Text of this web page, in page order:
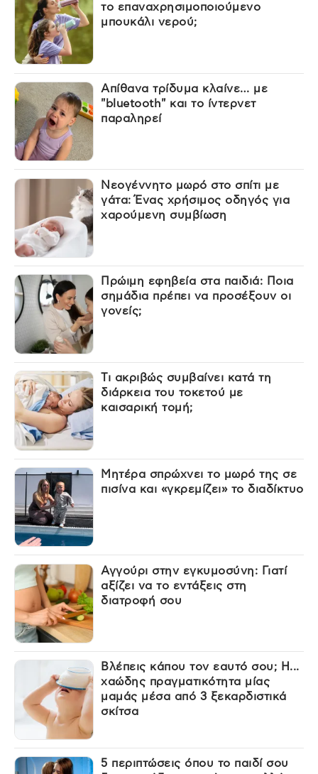
το επαναχρησιμοποιούμενο
μπουκάλι νερού;
Απίθανα τρίδυμα κλαίνε… με
"bluetooth" και το ίντερνετ
παραληρεί
Νεογέννητο μωρό στο σπίτι με
γάτα: Ένας χρήσιμος οδηγός για
χαρούμενη συμβίωση
Πρώιμη εφηβεία στα παιδιά: Ποια
σημάδια πρέπει να προσέξουν οι
γονείς;
Τι ακριβώς συμβαίνει κατά τη
διάρκεια του τοκετού με
καισαρική τομή;
Μητέρα σπρώχνει το μωρό της σε
πισίνα και «γκρεμίζει» το διαδίκτυο
Αγγούρι στην εγκυμοσύνη: Γιατί
αξίζει να το εντάξεις στη
διατροφή σου
Βλέπεις κάπου τον εαυτό σου; Η...
χαώδης πραγματικότητα μίας
μαμάς μέσα από 3 ξεκαρδιστικά
σκίτσα
5 περιπτώσεις όπου το παιδί σου